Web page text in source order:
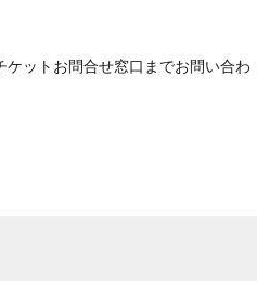
ットお問合せ窓口までお問い合わ